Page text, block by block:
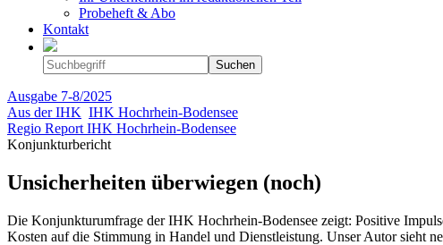
Probeheft & Abo
Kontakt
Ausgabe 7-8/2025
Aus der IHK IHK Hochrhein-Bodensee
Regio Report IHK Hochrhein-Bodensee
Konjunkturbericht
Unsicherheiten überwiegen (noch)
Die Konjunkturumfrage der IHK Hochrhein-Bodensee zeigt: Positive
Kosten auf die Stimmung in Handel und Dienstleistung. Unser Autor sieht